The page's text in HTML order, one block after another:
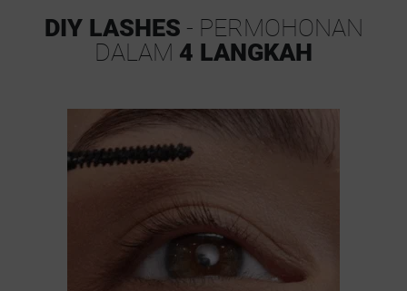
DIY LASHES - PERMOHONAN
DALAM 4 LANGKAH